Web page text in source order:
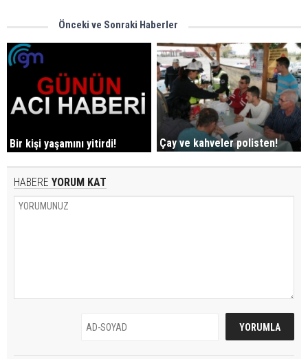
Önceki ve Sonraki Haberler
Bir kişi yaşamını yitirdi! Çay ve kahveler polisten!
HABERE YORUM KAT